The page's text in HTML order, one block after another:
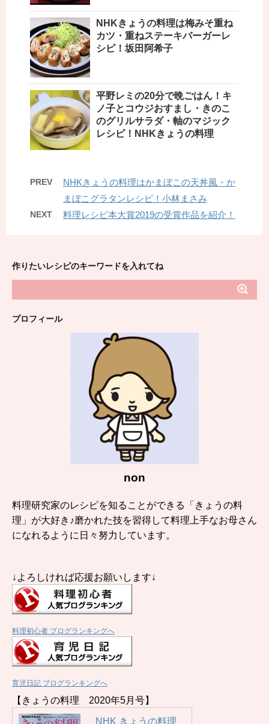
NHKきょうの料理は梅みそ重ね
カツ・重ねステーキバーガーレ
シピ！坂田阿希子
平野レミの20分で晩ごはん！キ
ノ子とコウジおすまし・きのこ
のグリルサラダ・軸のマジック
レシピ！NHKきょうの料理
PREV
NHKきょうの料理はかまぼこの天丼風・か
まぼこグラタンレシピ！小林まさみ
NEXT 料理レシピ本大賞2019の受賞作品を紹介！
作りたいレシピのキーワードを入れてね
プロフィール
non
料理研究家のレシピを知ることができる「きょうの料
理」が大好き♪磨かれた技を習得して料理上手なお母さん
になれるように日々努力しています。
↓よろしければ応援お願いします↓
料理初心者 ブログランキングへ
育児日記 ブログランキングへ
【きょうの料理 2020年5月号】
NHK きょうの料理